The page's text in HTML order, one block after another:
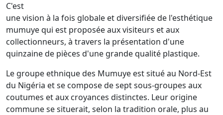
C'est
une vision à la fois globale et diversifiée de l'esthétique
mumuye qui est proposée aux visiteurs et aux
collectionneurs, à travers la présentation d'une
quinzaine de pièces d'une grande qualité plastique.
Le groupe ethnique des Mumuye est situé au Nord-Est
du Nigéria et se compose de sept sous-groupes aux
coutumes et aux croyances distinctes. Leur origine
commune se situerait, selon la tradition orale, plus au